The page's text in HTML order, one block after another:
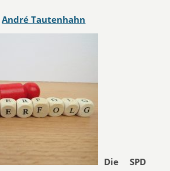
André Tautenhahn
Die SPD